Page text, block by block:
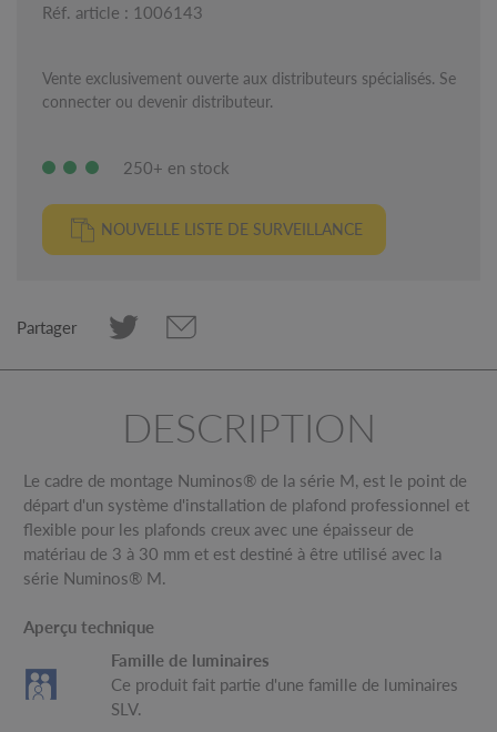
Réf. article : 1006143
Vente exclusivement ouverte aux distributeurs spécialisés. Se
connecter ou devenir distributeur.
250+ en stock
NOUVELLE LISTE DE SURVEILLANCE
Partager
DESCRIPTION
Le cadre de montage Numinos® de la série M, est le point de
départ d'un système d'installation de plafond professionnel et
flexible pour les plafonds creux avec une épaisseur de
matériau de 3 à 30 mm et est destiné à être utilisé avec la
série Numinos® M.
Aperçu technique
Famille de luminaires
Ce produit fait partie d'une famille de luminaires
SLV.